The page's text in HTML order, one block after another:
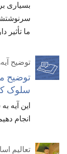
بسیاری
ما تأثیر
توضیح
سلوک
این آیه
انجام
تعالیم